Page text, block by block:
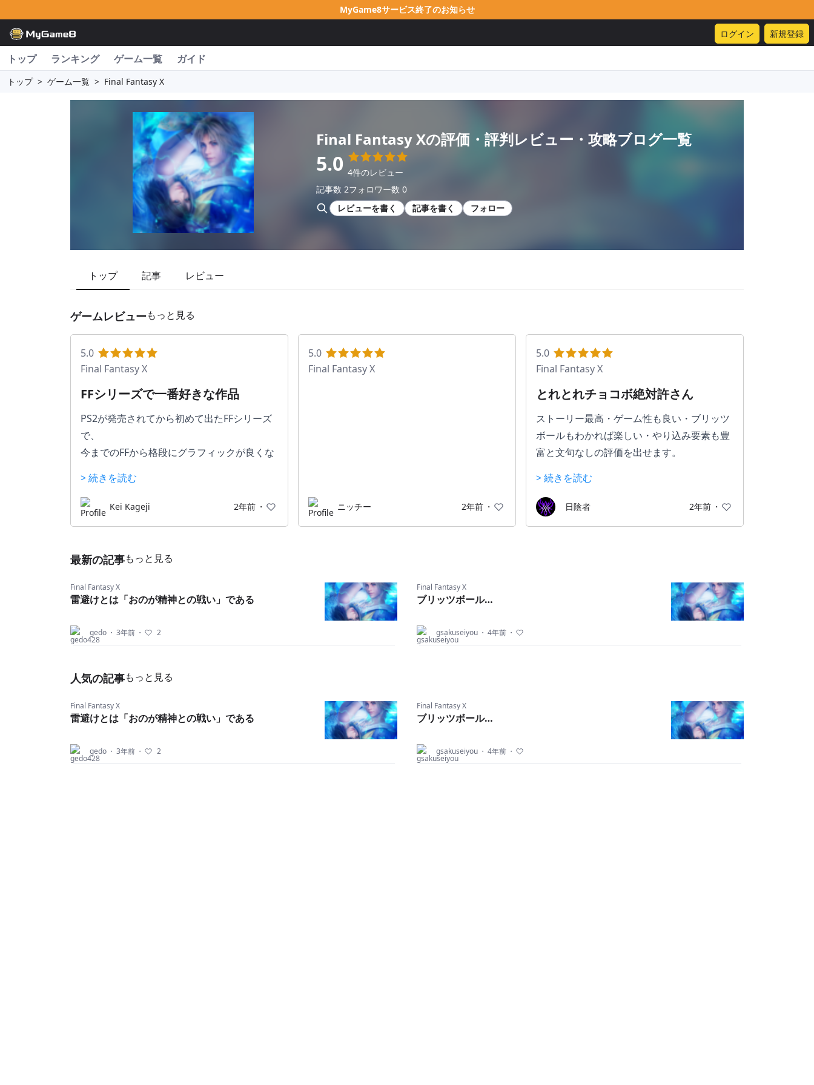
MyGame8サービス終了のお知らせ
ログイン 新規登録
トップ ランキング ゲーム一覧 ガイド
トップ > ゲーム一覧 > Final Fantasy X
Final Fantasy Xの評価・評判レビュー・攻略ブログ一覧
5.0 4件のレビュー
記事数 2フォロワー数 0
レビューを書く
記事を書く フォロー
トップ 記事 レビュー
ゲームレビューもっと見る
5.0
Final Fantasy X
FFシリーズで一番好きな作品
PS2が発売されてから初めて出たFFシリーズ
で、
今までのFFから格段にグラフィックが良くな
本作の舞台はスピラと呼ばれている世界
最初のチュートリアルを終えると、主人公も
何も知らない主人公の目線でゲームを進める
プレイヤーもこの世界について理解しやすく
なっている。
葉がどんな意味か分かるだろう・・・
私が初めてプレイした時は、かなり綺麗にな
さらにボイスが加わったことで今までのシリ
ーズよりもより強く、
たちの覚悟を、
> 続きを読む
Kei Kageji 2年前 ・
5.0
Final Fantasy X
ニッチー 2年前 ・
5.0
Final Fantasy X
とれとれチョコボ絶対許さん
ストーリー最高・ゲーム性も良い・ブリッツ
ボールもわかれば楽しい・やり込み要素も豊
富と文句なしの評価を出せます。
でも、七曜の武器取得に必須のミニゲームだ
けはダメだ。特にとれとれチョコボ。
本当に何度コントローラーを投げたことか。
あの瞬間は思い出すだけでキレそう
結局一度も達成できませんでした。
> 続きを読む
日陰者 2年前 ・
最新の記事もっと見る
Final Fantasy X
雷避けとは「おのが精神との戦い」である
gedo ・ 3年前 ・ 2
Final Fantasy X
ブリッツボール…
gsakuseiyou ・ 4年前 ・
人気の記事もっと見る
Final Fantasy X
雷避けとは「おのが精神との戦い」である
gedo ・ 3年前 ・ 2
Final Fantasy X
ブリッツボール…
gsakuseiyou ・ 4年前 ・